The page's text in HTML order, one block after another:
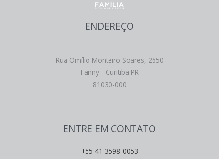
ENDEREÇO
Rua Omílio Monteiro Soares, 2650
Fanny - Curitiba PR
81030-000
ENTRE EM CONTATO
+55 41 3598-0053